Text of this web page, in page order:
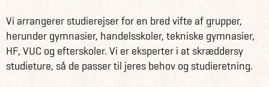
Vi arrangerer studierejser for en bred vifte af grupper,
herunder gymnasier, handelsskoler, tekniske gymnasier,
HF, VUC og efterskoler. Vi er eksperter i at skræddersy
studieture, så de passer til jeres behov og studieretning.